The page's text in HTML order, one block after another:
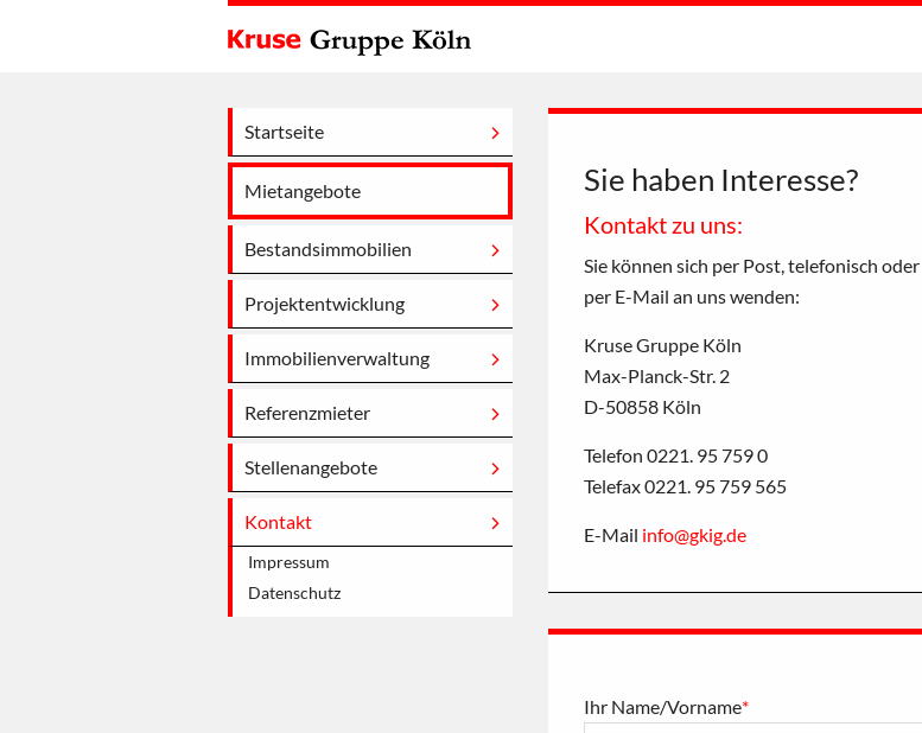
Startseite
Mietangebote
Bestandsimmobilien
Projektentwicklung
Immobilienverwaltung
Referenzmieter
Stellenangebote
Kontakt
Impressum
Datenschutz
Sie haben Interesse?
Kontakt zu uns:
Sie können sich per Post, telefonisch oder
per E-Mail an uns wenden:
Kruse Gruppe Köln
Max-Planck-Str. 2
D-50858 Köln
Telefon 0221. 95 759 0
Telefax 0221. 95 759 565
E-Mail info@gkig.de
Ihr Name/Vorname*